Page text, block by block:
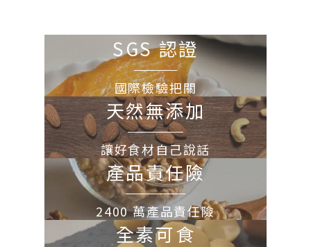
SGS 認證
國際檢驗把關
天然無添加
讓好食材自己說話
產品責任險
2400 萬產品責任險
全素可食